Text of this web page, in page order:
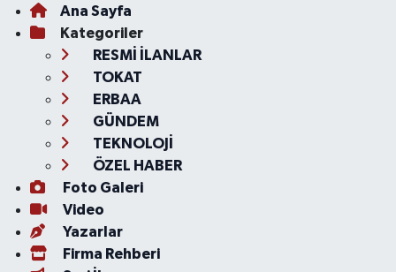
Ana Sayfa
Kategoriler
RESMİ İLANLAR
TOKAT
ERBAA
GÜNDEM
TEKNOLOJİ
ÖZEL HABER
Foto Galeri
Video
Yazarlar
Firma Rehberi